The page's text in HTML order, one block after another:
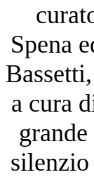
Spena
a cura
silenzio